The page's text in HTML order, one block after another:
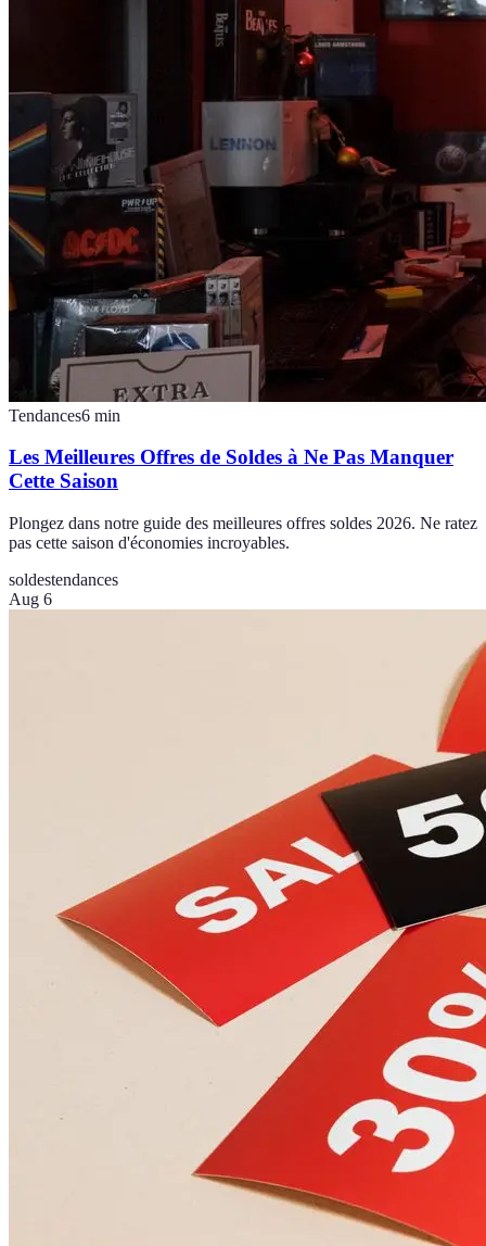
Tendances6 min
Les Meilleures Offres de Soldes à Ne Pas Manquer
Cette Saison
Plongez dans notre guide des meilleures offres soldes 2026. Ne ratez
pas cette saison d'économies incroyables.
soldestendances
Aug 6